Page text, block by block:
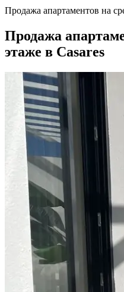
Продажа апартаментов на
Продажа
этаже в Casares